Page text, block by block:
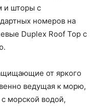
и шторы с
номеров на
Duplex Roof Top с
от яркого
ведущая к морю,
морской водой,